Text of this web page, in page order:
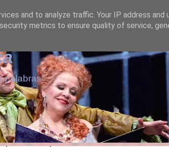
palabras"
and to analyze traffic. Your IP address and
metrics to ensure quality of service,